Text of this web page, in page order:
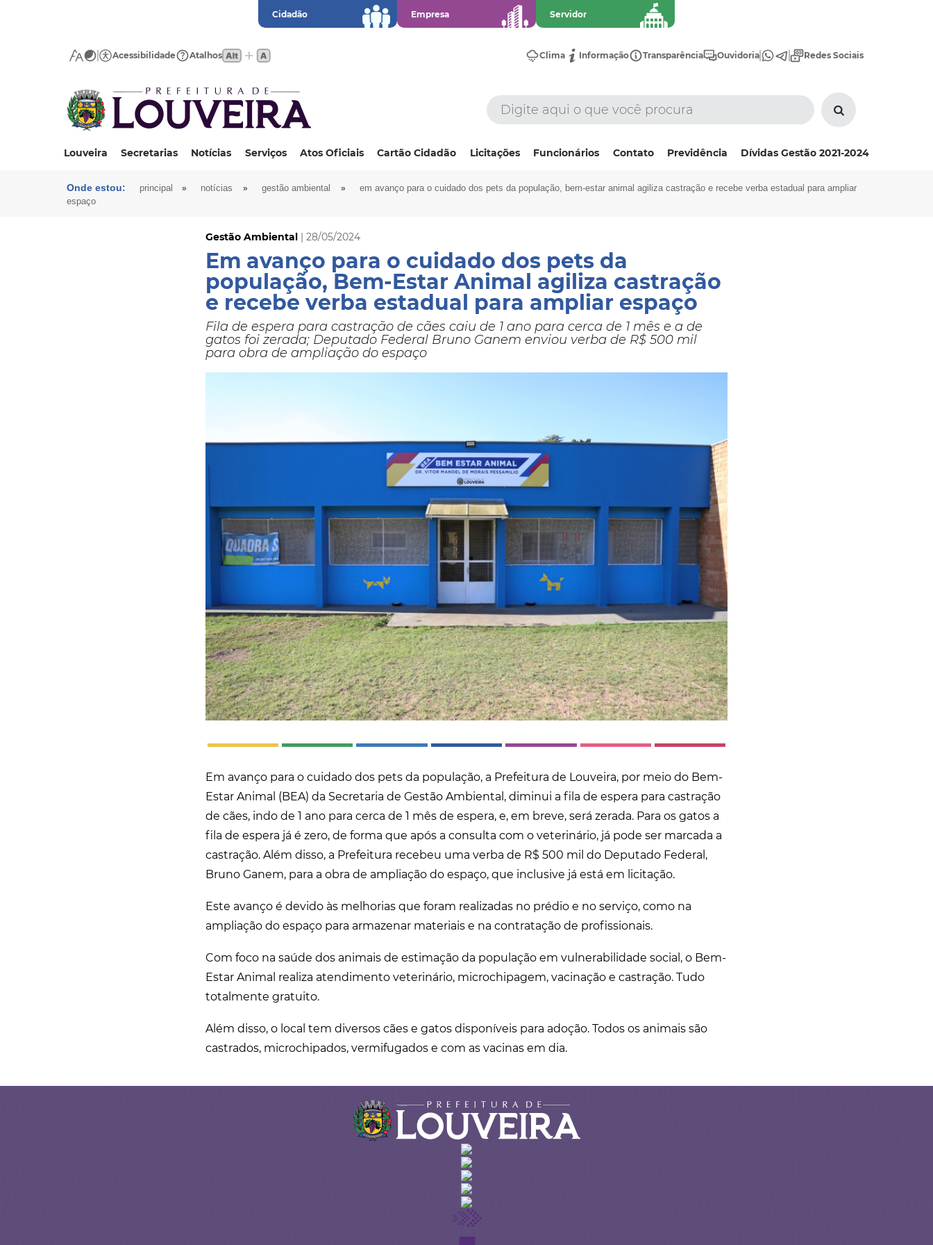
Cidadão Empresa Servidor
Acessibilidade Atalhos Clima Informação Transparência Ouvidoria Redes Sociais
Louveira Secretarias Notícias Serviços Atos Oficiais Cartão Cidadão Licitações Funcionários Contato Previdência Dívidas Gestão 2021-2024
Onde estou: principal » notícias » gestão ambiental »
em avanço para o cuidado dos pets da população, bem-estar animal agiliza castração e recebe verba estadual para ampliar
espaço
Gestão Ambiental | 28/05/2024
Em avanço para o cuidado dos pets da
população, Bem-Estar Animal agiliza castração
e recebe verba estadual para ampliar espaço
Fila de espera para castração de cães caiu de 1 ano para cerca de 1 mês e a de
gatos foi zerada; Deputado Federal Bruno Ganem enviou verba de R$ 500 mil
para obra de ampliação do espaço
Em avanço para o cuidado dos pets da população, a Prefeitura de Louveira, por meio do Bem-
Estar Animal (BEA) da Secretaria de Gestão Ambiental, diminui a fila de espera para castração
de cães, indo de 1 ano para cerca de 1 mês de espera, e, em breve, será zerada. Para os gatos a
fila de espera já é zero, de forma que após a consulta com o veterinário, já pode ser marcada a
castração. Além disso, a Prefeitura recebeu uma verba de R$ 500 mil do Deputado Federal,
Bruno Ganem, para a obra de ampliação do espaço, que inclusive já está em licitação.
Este avanço é devido às melhorias que foram realizadas no prédio e no serviço, como na
ampliação do espaço para armazenar materiais e na contratação de profissionais.
Com foco na saúde dos animais de estimação da população em vulnerabilidade social, o Bem-
Estar Animal realiza atendimento veterinário, microchipagem, vacinação e castração. Tudo
totalmente gratuito.
Além disso, o local tem diversos cães e gatos disponíveis para adoção. Todos os animais são
castrados, microchipados, vermifugados e com as vacinas em dia.